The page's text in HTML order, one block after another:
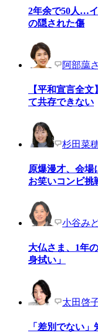
2年余で50人…
の隠された傷
阿部藹
【平和宣言全
て共存できない
杉田菜
原爆漫才、会
お笑いコンビ挑
小谷み
大仏さま、1年
身拭い」
太田啓
「差別でない